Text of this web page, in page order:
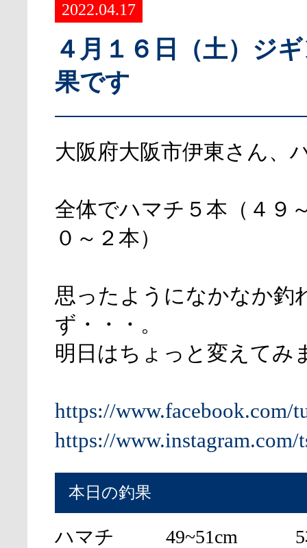
2022.04.17
４月１６日（土）ジ
果です
大阪府大阪市伊東さん、
全体でハマチ５本（４９
０～２本）
思ったようになかなか釣
ず・・・。
明日はちょっと変えてみ
https://www.facebook.com/
https://www.instagram.com/
本日の釣果
ハマチ 49~51cm